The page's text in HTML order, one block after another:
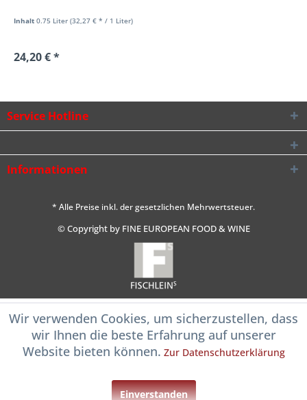
Inhalt0.75 Liter(32,27 € * / 1 Liter)
24,20 € *
Service Hotline
Informationen
* Alle Preise inkl. der gesetzlichen Mehrwertsteuer.
© Copyright by FINE EUROPEAN FOOD & WINE
Wir verwenden Cookies, um sicherzustellen, dass
wir Ihnen die beste Erfahrung auf unserer
Website bieten können. Zur Datenschutzerklärung
Einverstanden